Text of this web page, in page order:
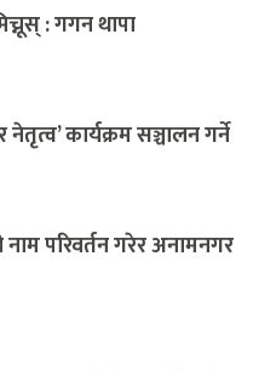
: गगन थापा
कार्यक्रम सञ्चालन गर्ने
परिवर्तन गरेर अनामनगर